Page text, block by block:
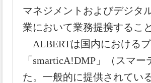
マネジメントおよびデジタ
業において業務提携するこ
ALBERTは国内における
「smarticA!DMP」（スマ
た。一般的に提供されてい